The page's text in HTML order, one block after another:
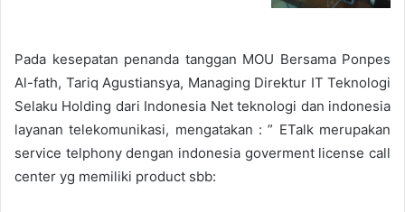
Pada kesepatan penanda tanggan MOU Bersama Ponpes
Al-fath, Tariq Agustiansya, Managing Direktur IT Teknologi
Selaku Holding dari Indonesia Net teknologi dan indonesia
layanan telekomunikasi, mengatakan : ” ETalk merupakan
service telphony dengan indonesia goverment license call
center yg memiliki product sbb: